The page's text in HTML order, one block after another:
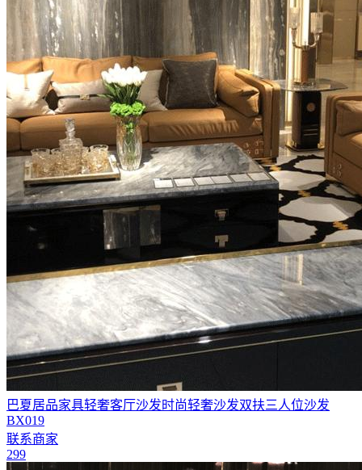
巴夏居品家具轻奢客厅沙发时尚轻奢沙发双扶三人位沙发
BX019
联系商家
299